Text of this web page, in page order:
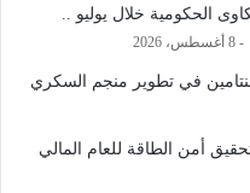
الحكومية خلال يوليو ..
8 أغسطس، 2026
في تطوير منجم السكري
أمن الطاقة للعام المالي